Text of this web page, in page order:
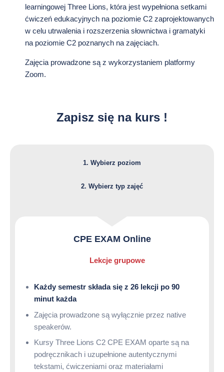
learningowej Three Lions, która jest wypełniona setkami
ćwiczeń edukacyjnych na poziomie C2 zaprojektowanych
w celu utrwalenia i rozszerzenia słownictwa i gramatyki
na poziomie C2 poznanych na zajęciach.
Zajęcia prowadzone są z wykorzystaniem platformy
Zoom.
Zapisz się na kurs !
1. Wybierz poziom
2. Wybierz typ zajęć
CPE EXAM Online
Lekcje grupowe
Każdy semestr składa się z 26 lekcji po 90
minut każda
Zajęcia prowadzone są wyłącznie przez native
speakerów.
Kursy Three Lions C2 CPE EXAM oparte są na
podręcznikach i uzupełnione autentycznymi
tekstami, ćwiczeniami oraz materiałami